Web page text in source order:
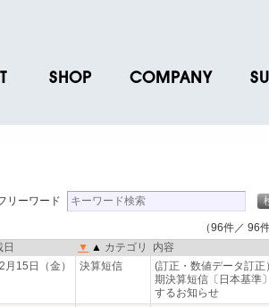
認証
SHOP COMPANY
社会貢献活動 よくあ
リーワード
（96件／ 96
▼ ▲ カテゴリ 内容
15日（金） 決算短信
(訂正・数値データ訂
期決算短信〔日本基準
するお知らせ